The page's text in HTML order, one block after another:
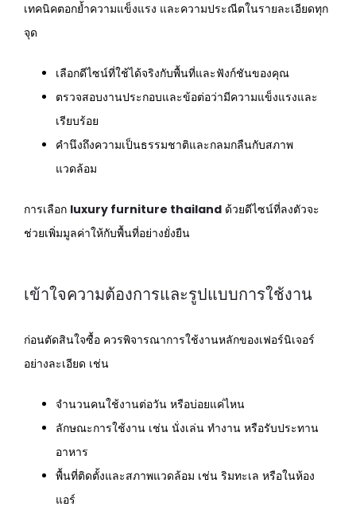
เทคนิคตอกย้ำความแข็งแรง และความประณีตในรายละเอียดทุก
จุด
เลือกดีไซน์ที่ใช้ได้จริงกับพื้นที่และฟังก์ชันของคุณ
ตรวจสอบงานประกอบและข้อต่อว่ามีความแข็งแรงและ
เรียบร้อย
คำนึงถึงความเป็นธรรมชาติและกลมกลืนกับสภาพ
แวดล้อม
การเลือก luxury furniture thailand ด้วยดีไซน์ที่ลงตัวจะ
ช่วยเพิ่มมูลค่าให้กับพื้นที่อย่างยั่งยืน
เข้าใจความต้องการและรูปแบบการใช้งาน
ก่อนตัดสินใจซื้อ ควรพิจารณาการใช้งานหลักของเฟอร์นิเจอร์
อย่างละเอียด เช่น
จำนวนคนใช้งานต่อวัน หรือบ่อยแค่ไหน
ลักษณะการใช้งาน เช่น นั่งเล่น ทำงาน หรือรับประทาน
อาหาร
พื้นที่ติดตั้งและสภาพแวดล้อม เช่น ริมทะเล หรือในห้อง
แอร์